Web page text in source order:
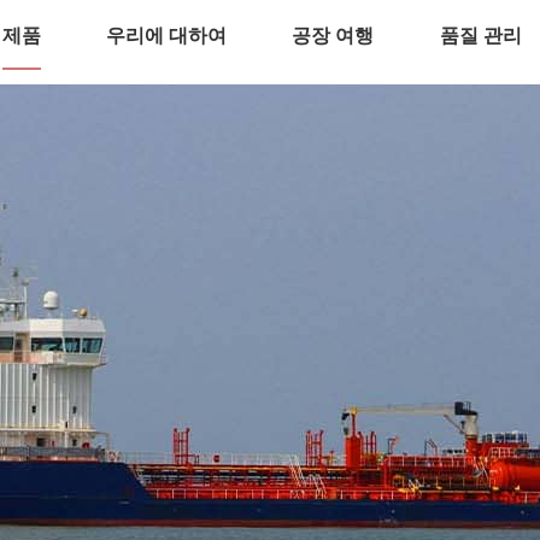
제품 우리에 대하여 공장 여행 품질 관리